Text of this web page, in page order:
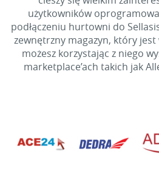
użytkowników
podłączeniu hurtowni do
zewnętrzny magazyn, który
możesz korzystając z niego
marketplace’ach takich jak